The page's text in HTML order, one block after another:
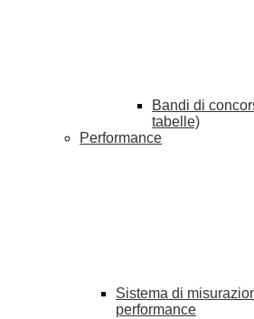
Bandi di
tabelle)
Performance
Sistema di
performance